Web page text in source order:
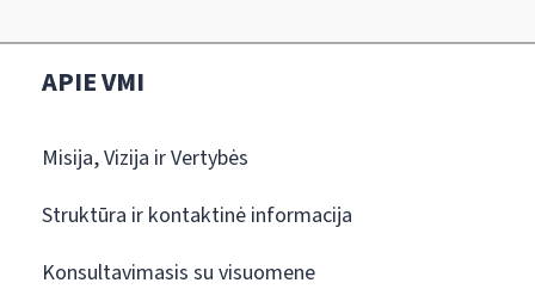
APIE VMI
Misija, Vizija ir Vertybės
Struktūra ir kontaktinė informacija
Konsultavimasis su visuomene